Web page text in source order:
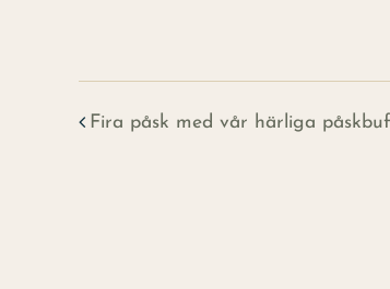
Fira påsk med vår härliga